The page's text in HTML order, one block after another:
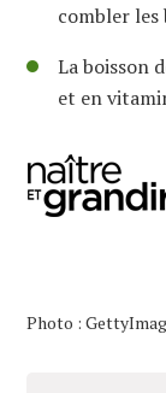
combler les
La boisson
et en
Photo :